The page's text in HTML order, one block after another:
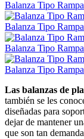
Balanza Tipo
Balanza Tipo
Balanza Tipo
Balanza Tipo
Las balanzas de
también se les
diseñadas para
dejar de mantener
que son tan